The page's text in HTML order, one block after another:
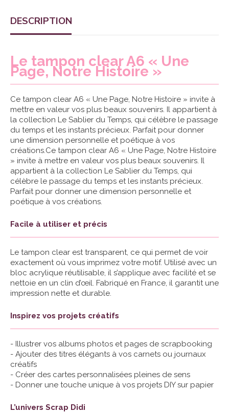
DESCRIPTION
Le tampon clear A6 « Une
Page, Notre Histoire »
Ce tampon clear A6 « Une Page, Notre Histoire » invite à
mettre en valeur vos plus beaux souvenirs. Il appartient à
la collection Le Sablier du Temps, qui célèbre le passage
du temps et les instants précieux. Parfait pour donner
une dimension personnelle et poétique à vos
créations.Ce tampon clear A6 « Une Page, Notre Histoire
» invite à mettre en valeur vos plus beaux souvenirs. Il
appartient à la collection Le Sablier du Temps, qui
célèbre le passage du temps et les instants précieux.
Parfait pour donner une dimension personnelle et
poétique à vos créations.
Facile à utiliser et précis
Le tampon clear est transparent, ce qui permet de voir
exactement où vous imprimez votre motif. Utilisé avec un
bloc acrylique réutilisable, il s’applique avec facilité et se
nettoie en un clin d’œil. Fabriqué en France, il garantit une
impression nette et durable.
Inspirez vos projets créatifs
- Illustrer vos albums photos et pages de scrapbooking
- Ajouter des titres élégants à vos carnets ou journaux
créatifs
- Créer des cartes personnalisées pleines de sens
- Donner une touche unique à vos projets DIY sur papier
L’univers Scrap Didi